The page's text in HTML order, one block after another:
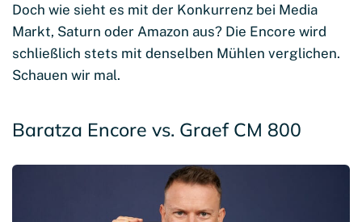
Doch wie sieht es mit der Konkurrenz bei Media
Markt, Saturn oder Amazon aus? Die Encore wird
schließlich stets mit denselben Mühlen verglichen.
Schauen wir mal.
Baratza Encore vs. Graef CM 800